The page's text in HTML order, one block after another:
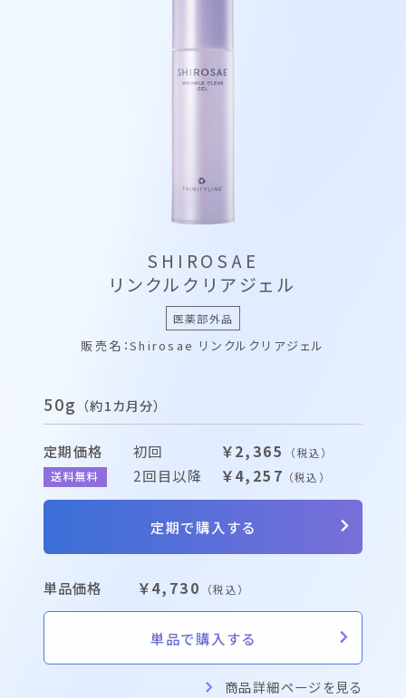
SHIROSAE
リンクルクリアジェル
医薬部外品
販売名：Shirosae リンクルクリアジェル
50g （約1カ月分）
定期価格
送料無料
初回 ￥2,365 （税込）
2回目以降 ￥4,257 （税込）
定期で購入する
単品価格 ￥4,730 （税込）
単品で購入する
商品詳細ページを見る